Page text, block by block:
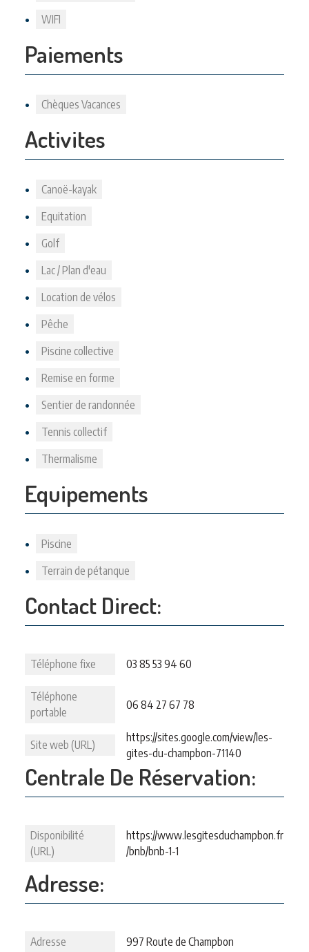
WIFI
Paiements
Chèques Vacances
Activites
Canoë-kayak
Equitation
Golf
Lac / Plan d'eau
Location de vélos
Pêche
Piscine collective
Remise en forme
Sentier de randonnée
Tennis collectif
Thermalisme
Equipements
Piscine
Terrain de pétanque
Contact Direct:
Téléphone fixe 03 85 53 94 60
Téléphone
portable
06 84 27 67 78
Site web (URL)
https://sites.google.com/view/les-
gites-du-champbon-71140
Centrale De Réservation:
Disponibilité
(URL)
https://www.lesgitesduchampbon.fr
/bnb/bnb-1-1
Adresse:
Adresse 997 Route de Champbon